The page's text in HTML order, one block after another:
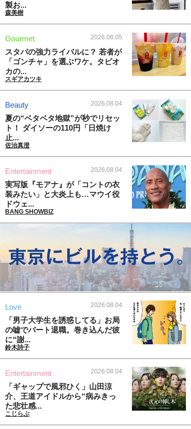
製お...
森美樹
Gourmet 2026.08.05
スタバの強力ライバルに？ 若者が
「ゴンチャ」を選ぶワケ。タピオ
カの...
スギアカツキ
Beauty 2026.08.04
夏の“ベタベタ地獄”が秒でリセッ
ト！ ダイソーの110円「日焼け
止...
佐治真澄
Entertainment 2026.08.04
実写版『モアナ』が「コントの衣
装みたい」と大炎上も…マウイ役
ドウェ...
BANG SHOWBIZ
Love 2026.08.04
「男子大学生を誘惑してる」お局
の嘘でパート退職。巻き込んだ彼
に“謝...
鈴木詩子
Entertainment 2026.08.04
「ギャップで風邪ひく」山田涼
介、王道アイドルから“病みきっ
た悲壮感...
こじらぶ